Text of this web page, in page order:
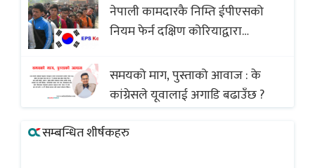
(भिडियो)
नेपाली कामदारकै निम्ति ईपीएसको
नियम फेर्न दक्षिण कोरियाद्वारा
समयको माग, पुस्ताको आवाज : के
कांग्रेसले यूवालाई अगाडि बढाउँछ ?
सम्बन्धित शीर्षकहरु